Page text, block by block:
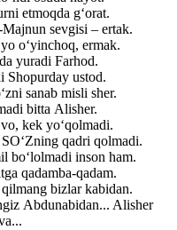
etmoqda g‘orat.
sevgisi – ertak.
o‘yinchoq, ermak.
yuradi Farhod.
Shopurday ustod.
sanab misli sher.
bitta Alisher.
kek yo‘qolmadi.
qadri qolmadi.
bo‘lolmadi inson ham.
qadamba-qadam.
bizlar kabidan.
Abdunabidan... Alisher